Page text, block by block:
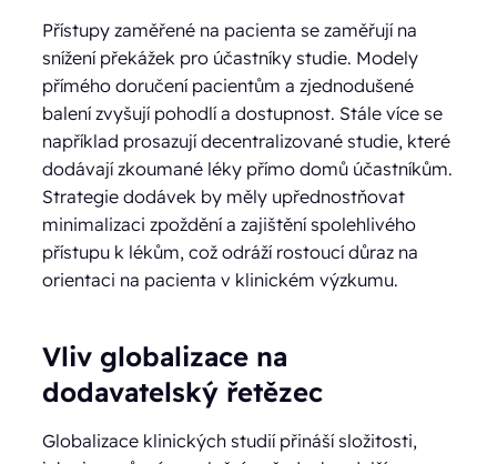
Přístupy zaměřené na pacienta se zaměřují na
snížení překážek pro účastníky studie. Modely
přímého doručení pacientům a zjednodušené
balení zvyšují pohodlí a dostupnost. Stále více se
například prosazují decentralizované studie, které
dodávají zkoumané léky přímo domů účastníkům.
Strategie dodávek by měly upřednostňovat
minimalizaci zpoždění a zajištění spolehlivého
přístupu k lékům, což odráží rostoucí důraz na
orientaci na pacienta v klinickém výzkumu.
Vliv globalizace na
dodavatelský řetězec
Globalizace klinických studií přináší složitosti,